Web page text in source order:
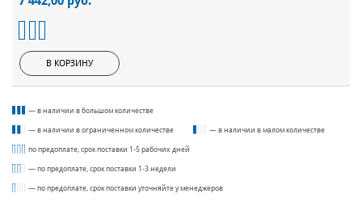
В КОРЗИНУ
— в наличии в большом количестве
— в наличии в ограниченном количестве — в наличии в малом количестве
по предоплате, срок поставки 1-5 рабочих дней
— по предоплате, срок поставки 1-3 недели
— по предоплате, срок поставки уточняйте у менеджеров